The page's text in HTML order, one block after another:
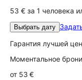
53 € за 1 человека
Выбрать дату
Гарантия лучшей
Моментальное
от 53 €